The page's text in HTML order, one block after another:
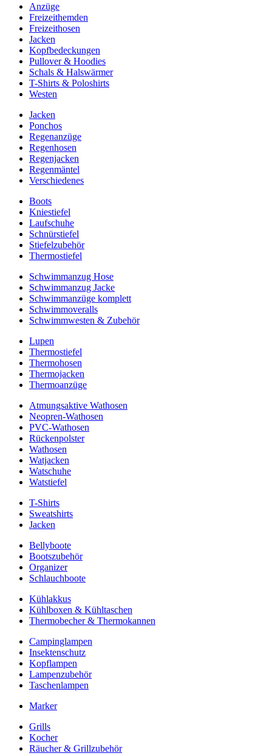
Anzüge
Freizeithemden
Freizeithosen
Jacken
Kopfbedeckungen
Pullover & Hoodies
Schals & Halswärmer
T-Shirts & Poloshirts
Westen
Jacken
Ponchos
Regenanzüge
Regenhosen
Regenjacken
Regenmäntel
Verschiedenes
Boots
Kniestiefel
Laufschuhe
Schnürstiefel
Stiefelzubehör
Thermostiefel
Schwimmanzug Hose
Schwimmanzug Jacke
Schwimmanzüge komplett
Schwimmoveralls
Schwimmwesten & Zubehör
Lupen
Thermostiefel
Thermohosen
Thermojacken
Thermoanzüge
Atmungsaktive Wathosen
Neopren-Wathosen
PVC-Wathosen
Rückenpolster
Wathosen
Watjacken
Watschuhe
Watstiefel
T-Shirts
Sweatshirts
Jacken
Bellyboote
Bootszubehör
Organizer
Schlauchboote
Kühlakkus
Kühlboxen & Kühltaschen
Thermobecher & Thermokannen
Campinglampen
Insektenschutz
Kopflampen
Lampenzubehör
Taschenlampen
Marker
Grills
Kocher
Räucher & Grillzubehör